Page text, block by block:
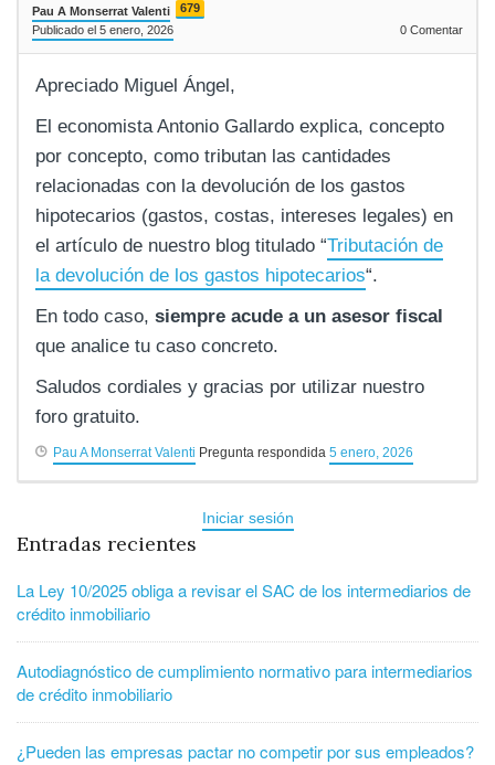
Pau A Monserrat Valenti
679
Publicado el 5 enero, 2026
0 Comentar
Apreciado Miguel Ángel,
El economista Antonio Gallardo explica, concepto
por concepto, como tributan las cantidades
relacionadas con la devolución de los gastos
hipotecarios (gastos, costas, intereses legales) en
el artículo de nuestro blog titulado “Tributación de
la devolución de los gastos hipotecarios“.
En todo caso, siempre acude a un asesor fiscal
que analice tu caso concreto.
Saludos cordiales y gracias por utilizar nuestro
foro gratuito.
Pau A Monserrat Valenti Pregunta respondida 5 enero, 2026
Iniciar sesión
Entradas recientes
La Ley 10/2025 obliga a revisar el SAC de los intermediarios de
crédito inmobiliario
Autodiagnóstico de cumplimiento normativo para intermediarios
de crédito inmobiliario
¿Pueden las empresas pactar no competir por sus empleados?